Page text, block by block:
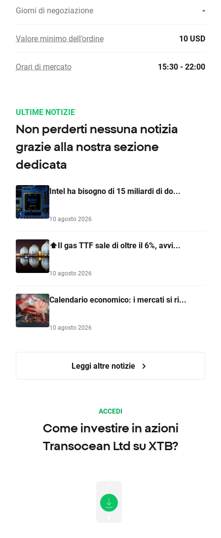
Giorni di negoziazione -
Valore minimo dell’ordine 10 USD
Orari di mercato 15:30 - 22:00
ULTIME NOTIZIE
Non perderti nessuna notizia
grazie alla nostra sezione
dedicata
Intel ha bisogno di 15 miliardi di do...
10 agosto 2026
⬆️Il gas TTF sale di oltre il 6%, avvi...
10 agosto 2026
Calendario economico: i mercati si ri...
10 agosto 2026
Leggi altre notizie
ACCEDI
Come investire in azioni
Transocean Ltd su XTB?